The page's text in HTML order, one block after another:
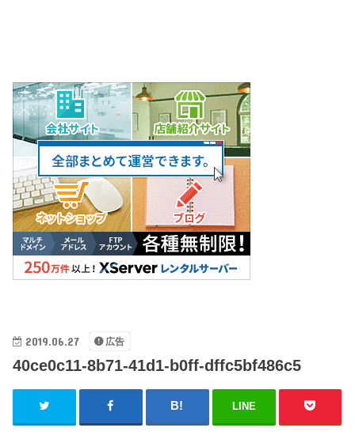
2019.06.27 広告
40ce0c11-8b71-41d1-b0ff-dffc5bf486c5
LINE